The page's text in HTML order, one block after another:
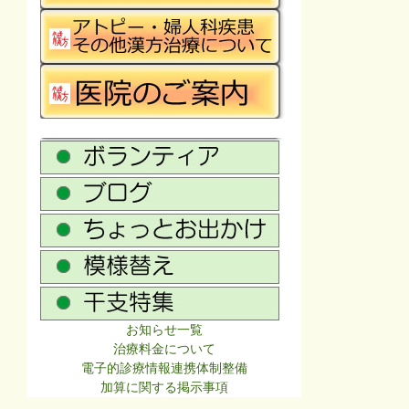
お知らせ一覧
治療料金について
電子的診療情報連携体制整備
加算に関する掲示事項